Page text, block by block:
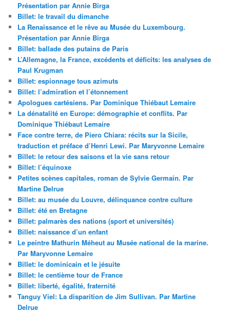
Présentation par Annie Birga
Billet: le travail du dimanche
La Renaissance et le rêve au Musée du Luxembourg.
Présentation par Annie Birga
Billet: ballade des putains de Paris
L’Allemagne, la France, excédents et déficits: les analyses de
Paul Krugman
Billet: espionnage tous azimuts
Billet: l’admiration et l’étonnement
Apologues cartésiens. Par Dominique Thiébaut Lemaire
La dénatalité en Europe: démographie et conflits. Par
Dominique Thiébaut Lemaire
Face contre terre, de Piero Chiara: récits sur la Sicile,
traduction et préface d’Henri Lewi. Par Maryvonne Lemaire
Billet: le retour des saisons et la vie sans retour
Billet: l’équinoxe
Petites scènes capitales, roman de Sylvie Germain. Par
Martine Delrue
Billet: au musée du Louvre, délinquance contre culture
Billet: été en Bretagne
Billet: palmarès des nations (sport et universités)
Billet: naissance d’un enfant
Le peintre Mathurin Méheut au Musée national de la marine.
Par Maryvonne Lemaire
Billet: le dominicain et le jésuite
Billet: le centième tour de France
Billet: liberté, égalité, fraternité
Tanguy Viel: La disparition de Jim Sullivan. Par Martine
Delrue